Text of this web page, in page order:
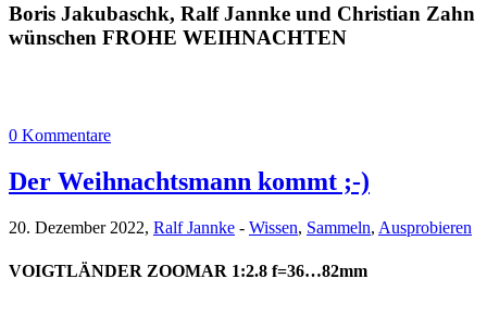
Boris Jakubaschk, Ralf Jannke und Christian Zahn
wünschen FROHE WEIHNACHTEN
0 Kommentare
Der Weihnachtsmann kommt ;-)
20. Dezember 2022, Ralf Jannke - Wissen, Sammeln, Ausprobieren
VOIGTLÄNDER ZOOMAR 1:2.8 f=36…82mm